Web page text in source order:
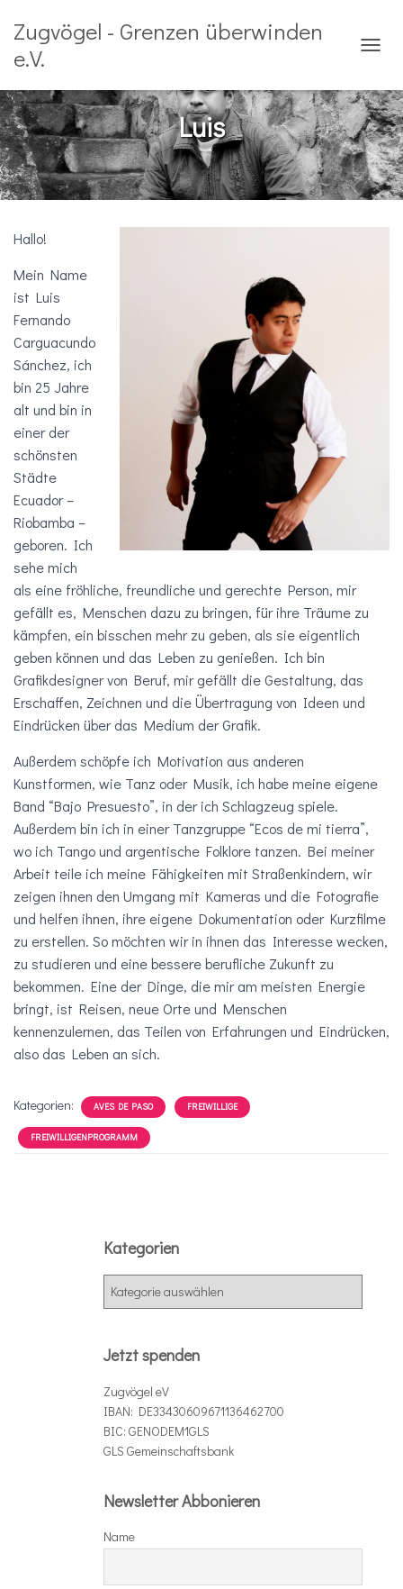
Zugvögel - Grenzen überwinden
e.V.
V
I
G
A
T
I
O
Luis
Hallo!
Mein Name
ist Luis
Fernando
Carguacundo
Sánchez, ich
bin 25 Jahre
alt und bin in
einer der
schönsten
Städte
Ecuador –
Riobamba –
geboren. Ich
sehe mich
als eine fröhliche, freundliche und gerechte Person, mir
gefällt es, Menschen dazu zu bringen, für ihre Träume zu
kämpfen, ein bisschen mehr zu geben, als sie eigentlich
geben können und das Leben zu genießen. Ich bin
Grafikdesigner von Beruf, mir gefällt die Gestaltung, das
Erschaffen, Zeichnen und die Übertragung von Ideen und
Eindrücken über das Medium der Grafik.
Außerdem schöpfe ich Motivation aus anderen
Kunstformen, wie Tanz oder Musik, ich habe meine eigene
Band “Bajo Presuesto”, in der ich Schlagzeug spiele.
Außerdem bin ich in einer Tanzgruppe “Ecos de mi tierra”,
wo ich Tango und argentische Folklore tanzen. Bei meiner
Arbeit teile ich meine Fähigkeiten mit Straßenkindern, wir
zeigen ihnen den Umgang mit Kameras und die Fotografie
und helfen ihnen, ihre eigene Dokumentation oder Kurzfilme
zu erstellen. So möchten wir in ihnen das Interesse wecken,
zu studieren und eine bessere berufliche Zukunft zu
bekommen. Eine der Dinge, die mir am meisten Energie
bringt, ist Reisen, neue Orte und Menschen
kennenzulernen, das Teilen von Erfahrungen und Eindrücken,
also das Leben an sich.
Kategorien: AVES DE PASO FREIWILLIGE
FREIWILLIGENPROGRAMM
Kategorien
g
r
i
e
n
Jetzt spenden
Zugvögel eV
IBAN: DE33430609671136462700
BIC: GENODEM1GLS
GLS Gemeinschaftsbank
Newsletter Abbonieren
Name